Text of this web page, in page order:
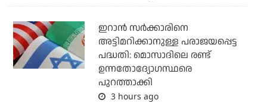
ഇറാന്‍ സര്‍ക്കാരിനെ
അട്ടിമറിക്കാനുള്ള പരാജയപ്പെട്ട
പദ്ധതി: മൊസാദിലെ രണ്ട്
ഉന്നതോദ്യോഗസ്ഥരെ
പുറത്താക്കി
3 hours ago